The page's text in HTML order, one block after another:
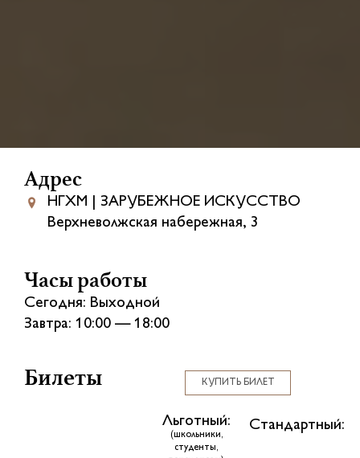
Адрес
НГХМ | ЗАРУБЕЖНОЕ ИСКУССТВО
Верхневолжская набережная, 3
Часы работы
Сегодня: Выходной
Завтра: 10:00 — 18:00
Билеты КУПИТЬ БИЛЕТ
Льготный:
(школьники,
студенты,
Стандартный: